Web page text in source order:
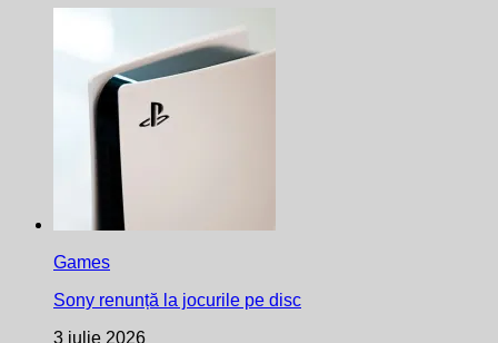
Games
Sony renunță la jocurile pe disc
3 iulie 2026